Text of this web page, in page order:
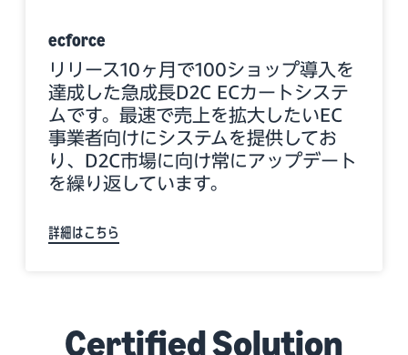
ecforce
リリース10ヶ月で100ショップ導入を
達成した急成長D2C ECカートシステ
ムです。最速で売上を拡大したいEC
事業者向けにシステムを提供してお
り、D2C市場に向け常にアップデート
を繰り返しています。
詳細はこちら
Certified Solution